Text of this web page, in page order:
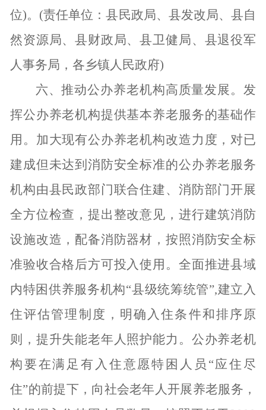
位)。(责任单位：县民政局、县发改局、县自
然资源局、县财政局、县卫健局、县退役军
人事务局，各乡镇人民政府)
六、推动公办养老机构高质量发展。 发
挥公办养老机构提供基本养老服务的基础作
用。加大现有公办养老机构改造力度，对已
建成但未达到消防安全标准的公办养老服务
机构由县民政部门联合住建、消防部门开展
全方位检查，提出整改意见，进行建筑消防
设施改造，配备消防器材，按照消防安全标
准验收合格后方可投入使用。全面推进县域
内特困供养服务机构“县级统筹统管”,建立入
住评估管理制度，明确入住条件和排序原
则，提升失能老年人照护能力。公办养老机
构要在满足有入住意愿特困人员“应住尽
住”的前提下，向社会老年人开展养老服务，